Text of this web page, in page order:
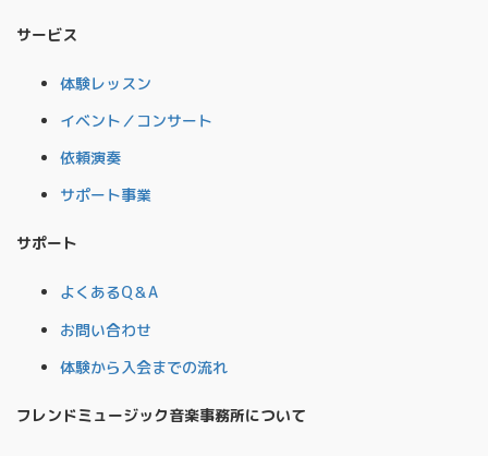
サービス
体験レッスン
イベント／コンサート
依頼演奏
サポート事業
サポート
よくあるQ＆A
お問い合わせ
体験から入会までの流れ
フレンドミュージック音楽事務所について